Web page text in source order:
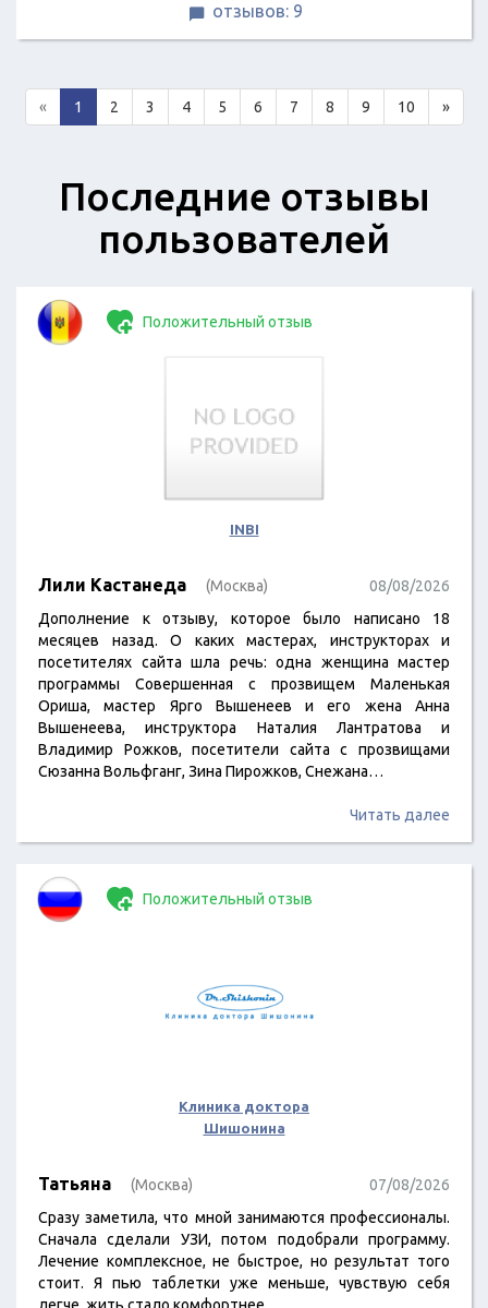
 отзывов: 9
« 1 2 3 4 5 6 7 8 9 10 »
Последние отзывы
пользователей
Положительный отзыв
INBI
Лили Кастанеда (Москва)
08/08/2026
Дополнение к отзыву, которое было написано 18
месяцев назад. О каких мастерах, инструкторах и
посетителях сайта шла речь: одна женщина мастер
программы Совершенная с прозвищем Маленькая
Ориша, мастер Ярго Вышенеев и его жена Анна
Вышенеева, инструктора Наталия Лантратова и
Владимир Рожков, посетители сайта с прозвищами
Сюзанна Вольфганг, Зина Пирожков, Снежана…
Читать далее
Положительный отзыв
Клиника доктора
Шишонина
Татьяна (Москва)
07/08/2026
Сразу заметила, что мной занимаются профессионалы.
Сначала сделали УЗИ, потом подобрали программу.
Лечение комплексное, не быстрое, но результат того
стоит. Я пью таблетки уже меньше, чувствую себя